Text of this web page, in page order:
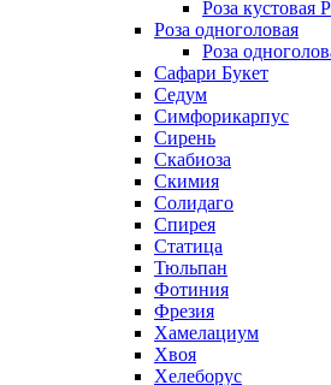
Роза кустовая
Роза одноголовая
Роза
Сафари Букет
Седум
Симфорикарпус
Сирень
Скабиоза
Скимия
Солидаго
Спирея
Статица
Тюльпан
Фотиния
Фрезия
Хамелациум
Хвоя
Хелеборус